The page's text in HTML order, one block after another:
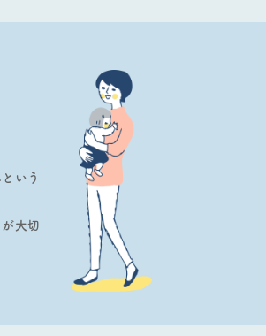
いう
⼤切